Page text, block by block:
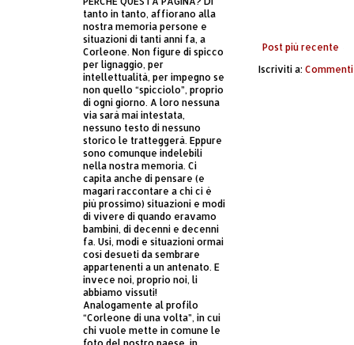
Post più recente
Iscriviti a:
tanto in tanto, affiorano alla
nostra memoria persone e
situazioni di tanti anni fa, a
Corleone. Non figure di spicco
per lignaggio, per
intellettualità, per impegno se
non quello “spicciolo”, proprio
di ogni giorno. A loro nessuna
via sarà mai intestata,
nessuno testo di nessuno
storico le tratteggerà. Eppure
sono comunque indelebili
nella nostra memoria. Ci
capita anche di pensare (e
magari raccontare a chi ci è
più prossimo) situazioni e modi
di vivere di quando eravamo
bambini, di decenni e decenni
fa. Usi, modi e situazioni ormai
così desueti da sembrare
appartenenti a un antenato. E
invece noi, proprio noi, li
abbiamo vissuti!
Analogamente al profilo
“Corleone di una volta”, in cui
chi vuole mette in comune le